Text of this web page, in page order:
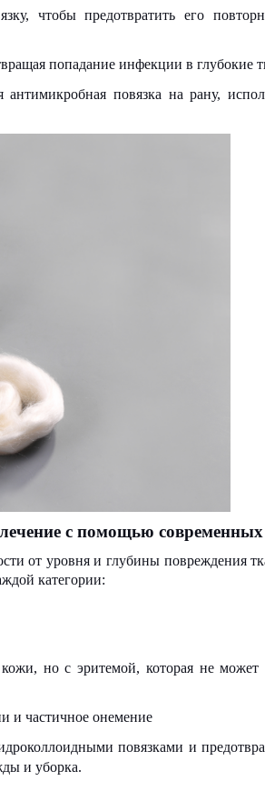
чтобы предотвратить его
попадание инфекции в глубокие
повязка на рану,
с помощью
от уровня и глубины повреждения
категории:
но с эритемой, которая не может
и частичное онемение
повязками и
и уборка.